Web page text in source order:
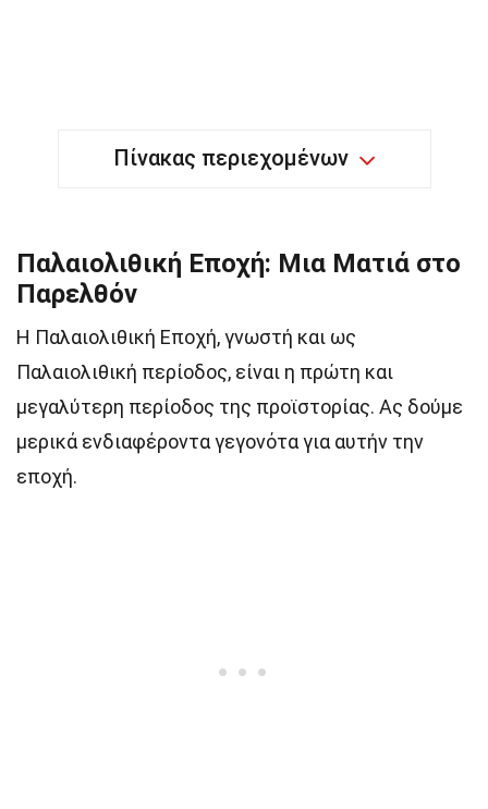
Πίνακας περιεχομένων
Παλαιολιθική Εποχή: Μια Ματιά στο
Παρελθόν
Η Παλαιολιθική Εποχή, γνωστή και ως
Παλαιολιθική περίοδος, είναι η πρώτη και
μεγαλύτερη περίοδος της προϊστορίας. Ας δούμε
μερικά ενδιαφέροντα γεγονότα για αυτήν την
εποχή.